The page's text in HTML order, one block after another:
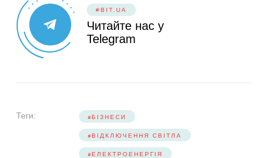
#BIT.UA
Читайте нас у
Telegram
Теги: БІЗНЕСИ
ВІДКЛЮЧЕННЯ СВІТЛА
ЕЛЕКТРОЕНЕРГІЯ